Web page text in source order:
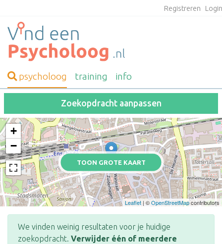
Registreren
psycholoog training info
Zoekopdracht aanpassen
TOON GROTE KAART
+
−
Leaflet | ©OpenStreetMapcontributors
We vinden weinig resultaten voor je huidige
zoekopdracht. Verwijder één of meerdere